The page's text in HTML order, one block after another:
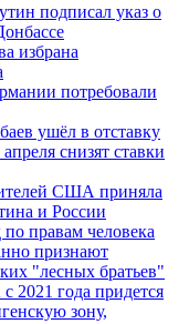
подписал указ о
избрана
потребовали
ушёл в отставку
снизят ставки
США приняла
и России
правам человека
признают
"лесных братьев"
года придется
зону,